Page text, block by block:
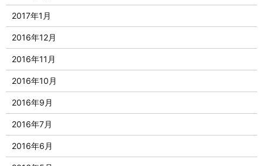
2017年1月
2016年12月
2016年11月
2016年10月
2016年9月
2016年7月
2016年6月